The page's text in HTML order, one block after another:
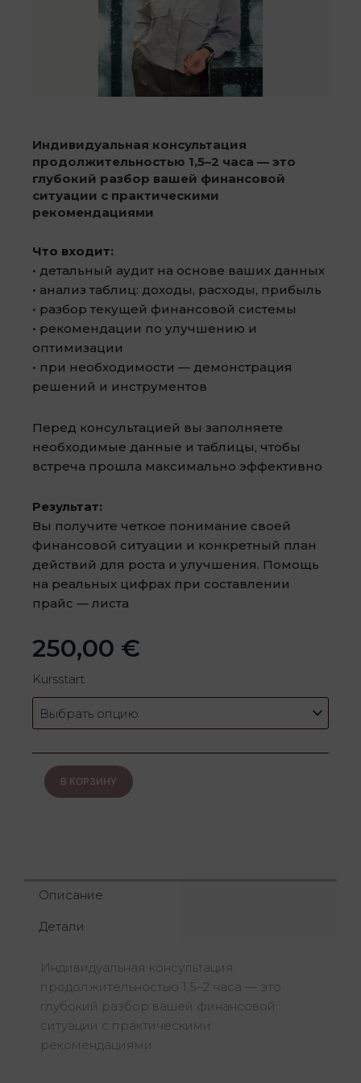
Индивидуальная консультация
продолжительностью 1,5–2 часа — это
глубокий разбор вашей финансовой
ситуации с практическими
рекомендациями
Что входит:
• детальный аудит на основе ваших данных
• анализ таблиц: доходы, расходы, прибыль
• разбор текущей финансовой системы
• рекомендации по улучшению и
оптимизации
• при необходимости — демонстрация
решений и инструментов
Перед консультацией вы заполняете
необходимые данные и таблицы, чтобы
встреча прошла максимально эффективно
Результат:
Вы получите четкое понимание своей
финансовой ситуации и конкретный план
действий для роста и улучшения. Помощь
на реальных цифрах при составлении
прайс — листа
250,00 €
Kursstart
Количество
BERATUNG
(online)
В КОРЗИНУ
Описание
Детали
Индивидуальная консультация
продолжительностью 1,5–2 часа — это
глубокий разбор вашей финансовой
ситуации с практическими
рекомендациями